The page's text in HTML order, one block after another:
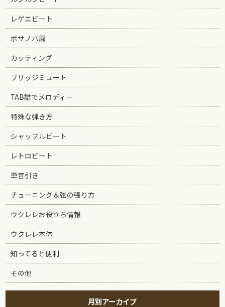
レゲエビート
ボサノバ風
カッティング
ブリッジミュート
TAB譜でメロディー
特殊な弾き方
シャッフルビート
レトロビート
単音引き
チューニング＆弦の張り方
ウクレレお役立ち情報
ウクレレ本体
知ってると便利
その他
月別アーカイブ